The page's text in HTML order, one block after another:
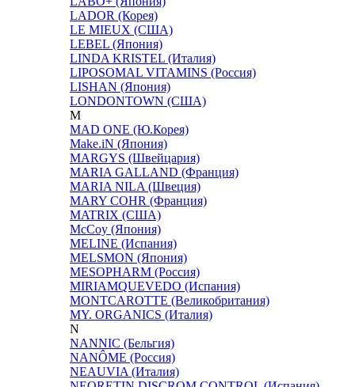
LADOR (Корея)
LE MIEUX (США)
LEBEL (Япония)
LINDA KRISTEL (Италия)
LIPOSOMAL VITAMINS (Россия)
LISHAN (Япония)
LONDONTOWN (США)
M
MAD ONE (Ю.Корея)
Make.iN (Япония)
MARGYS (Швейцария)
MARIA GALLAND (Франция)
MARIA NILA (Швеция)
MARY COHR (Франция)
MATRIX (США)
McCoy (Япония)
MELINE (Испания)
MELSMON (Япония)
MESOPHARM (Россия)
MIRIAMQUEVEDO (Испания)
MONTCAROTTE (Великобритания)
MY. ORGANICS (Италия)
N
NANNIC (Бельгия)
NANÔME (Россия)
NEAUVIA (Италия)